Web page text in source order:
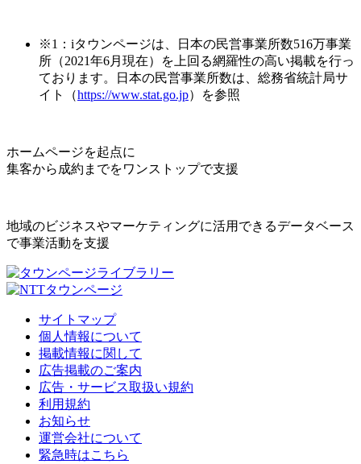
※1：iタウンページは、日本の民営事業所数516万事業
所（2021年6月現在）を上回る網羅性の高い掲載を行っ
ております。日本の民営事業所数は、総務省統計局サ
イト（https://www.stat.go.jp）を参照
ホームページを起点に
集客から成約までをワンストップで支援
地域のビジネスやマーケティングに活用できるデータベース
で事業活動を支援
サイトマップ
個人情報について
掲載情報に関して
広告掲載のご案内
広告・サービス取扱い規約
利用規約
お知らせ
運営会社について
緊急時はこちら